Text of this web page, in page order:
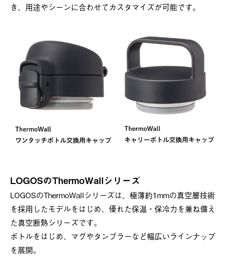
き、用途やシーンに合わせてカスタマイズが可能です。
LOGOSのThermoWallシリーズ
LOGOSのThermoWallシリーズは、極薄約1mmの真空層技術
を採用したモデルをはじめ、優れた保温・保冷力を兼ね備え
た真空断熱シリーズです。
ボトルをはじめ、マグやタンブラーなど幅広いラインナップ
を展開。